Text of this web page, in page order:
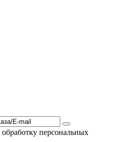
обработку персональных